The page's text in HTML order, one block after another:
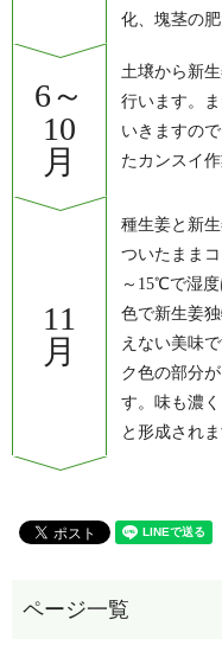
化、塊茎の
6～
10
月
土壌から新
行います。
いきますの
たカンスイ
11
月
種生姜と新
ついたまま
～15℃で湿
色で新生姜
えない美味
ク色の部分
す。味も濃
と形成されま